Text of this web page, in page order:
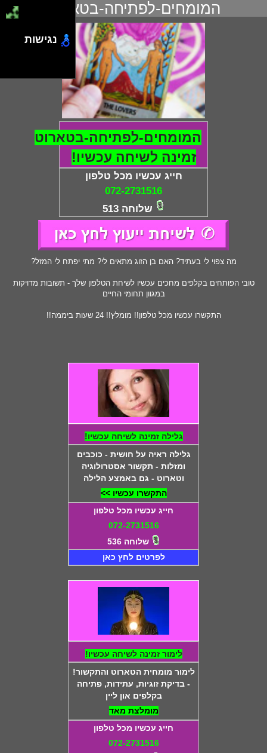
המומחים-לפתיחה-בטארוט
המומחים-לפתיחה-בטארוט
זמינה לשיחה עכשיו!
חייג עכשיו מכל טלפון
072-2731516
שלוחה 513
מה צפוי לי בעתיד? האם בן הזוג מתאים לי? מתי יפתח לי המזל?
טובי הפותחים בקלפים מחכים עכשיו לשיחת הטלפון שלך - תשובות מדויקות
במגוון תחומי החיים
התקשרו עכשיו מכל טלפון!! מומלץ!! 24 שעות ביממה!!
גלילה זמינה לשיחה עכשיו!
גלילה ראיה על חושית - כוכבים
ומזלות - תקשור אסטרולוגיה
וטארוט - גם באמצע הלילה
התקשרו עכשיו >>
חייג עכשיו מכל טלפון
072-2731516
שלוחה 536
לפרטים לחץ כאן
לימור זמינה לשיחה עכשיו!
לימור מומחית הטארוט והתקשור!
- בדיקת זוגיות, עתידות, פתיחה
בקלפים און ליין
מומלצת מאד
חייג עכשיו מכל טלפון
072-2731516
נגישות